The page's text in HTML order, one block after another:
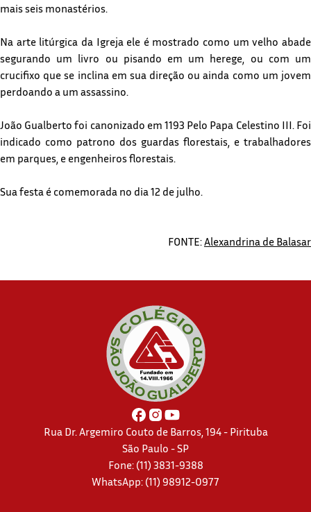
mais seis monastérios.
Na arte litúrgica da Igreja ele é mostrado como um velho abade
segurando um livro ou pisando em um herege, ou com um
crucifixo que se inclina em sua direção ou ainda como um jovem
perdoando a um assassino.
João Gualberto foi canonizado em 1193 Pelo Papa Celestino III. Foi
indicado como patrono dos guardas florestais, e trabalhadores
em parques, e engenheiros florestais.
Sua festa é comemorada no dia 12 de julho.
FONTE:Alexandrina de Balasar
Rua Dr. Argemiro Couto de Barros, 194 - Pirituba
São Paulo - SP
Fone: (11) 3831-9388
WhatsApp: (11) 98912-0977